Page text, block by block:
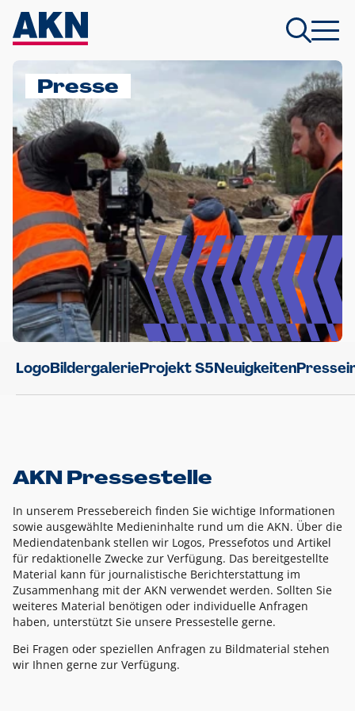
Presse
LogoBildergalerieProjekt S5Neuigkeiten
AKN Pressestelle
In unserem Pressebereich finden Sie wichtige Informationen
sowie ausgewählte Medieninhalte rund um die AKN. Über die
Mediendatenbank stellen wir Logos, Pressefotos und Artikel
für redaktionelle Zwecke zur Verfügung. Das bereitgestellte
Material kann für journalistische Berichterstattung im
Zusammenhang mit der AKN verwendet werden. Sollten Sie
weiteres Material benötigen oder individuelle Anfragen
haben, unterstützt Sie unsere Pressestelle gerne.
Bei Fragen oder speziellen Anfragen zu Bildmaterial stehen
wir Ihnen gerne zur Verfügung.